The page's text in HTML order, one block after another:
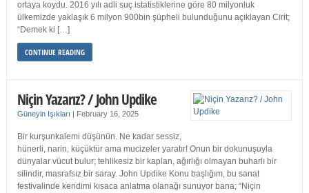
ortaya koydu. 2016 yılı adli suç istatistiklerine göre 80 milyonluk
ülkemizde yaklaşık 6 milyon 900bin şüpheli bulunduğunu açıklayan Cirit;
“Demek ki […]
CONTINUE READING
Niçin Yazarız? / John Updike
Güneyin Işıkları | February 16, 2025
Bir kurşunkalemi düşünün. Ne kadar sessiz,
hünerli, narin, küçüktür ama mucizeler yaratır! Onun bir dokunuşuyla
dünyalar vücut bulur; tehlikesiz bir kaplan, ağırlığı olmayan buharlı bir
silindir, masrafsız bir saray. John Updike Konu başlığım, bu sanat
festivalinde kendimi kısaca anlatma olanağı sunuyor bana; “Niçin